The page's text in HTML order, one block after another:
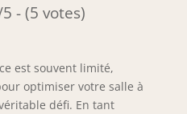
- (5 votes)
est souvent limité,
optimiser votre salle à
défi. En tant